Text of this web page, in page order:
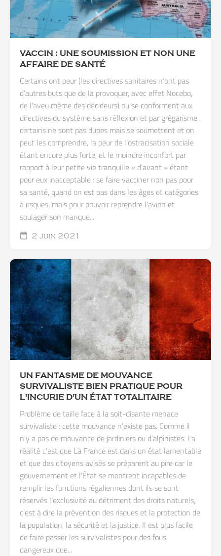
VACCIN : UNE SOUMISSION ET NON UNE
AFFAIRE DE SANTÉ
Certains ont peur (les directives sanitaires n’ont pas
d’autres buts que de la provoquer, avec effet Nocebo,
de l’aveu même des décideurs) ou se conforment aux
directives du système sans réflexion et par grégarisme,
certains ne sont pas dupes mais se soumettent et on
peut les comprendre, la peur de l’ostracisation sociale
étant encore plus forte, et le moindre inconfort par
rapport à leur petite vie tranquille « d’avant » étant
pour eux inacceptable : se faire vacciner non pas pour
sa santé, quand on est pas dans les âges et catégories
à risques, mais pour pouvoir reprendre l’avion et
soulager son manque...
2 juin 2021
UN FANTASME DE MOUVANCE
SURVIVALISTE BIEN PRATIQUE POUR
L'INCURIE D'UN ÉTAT TOTALITAIRE
Problème de taille face à la soit-disante menace
survivaliste : cette mouvance n’existe pas. Comme il
n’y a pas de mouvance de jardiniers ou d’alpinistes. La
réalité c’est que La France est dans un état lamentable
et que des citoyens avisés se préparent au pire car le
gouvernement et l’État se montrent incapables de
remplir les fonctions régaliennes dont ils se sont
réservés l’exclusivité au détriment des droits naturels,
c’est à dire la prévention des risques et la protection de
la population, la sécurité et la justice. Il est plus facile
de faire passer les survivalistes pour des fous
dangereux que...